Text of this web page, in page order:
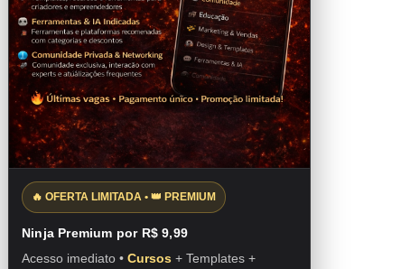
🔥 OFERTA LIMITADA • 👑 PREMIUM
Ninja Premium por R$ 9,99
Acesso imediato • Cursos + Templates +